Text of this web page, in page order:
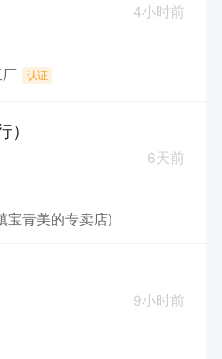
4小时前
认证
6天前
宝青美的专卖店)
9小时前